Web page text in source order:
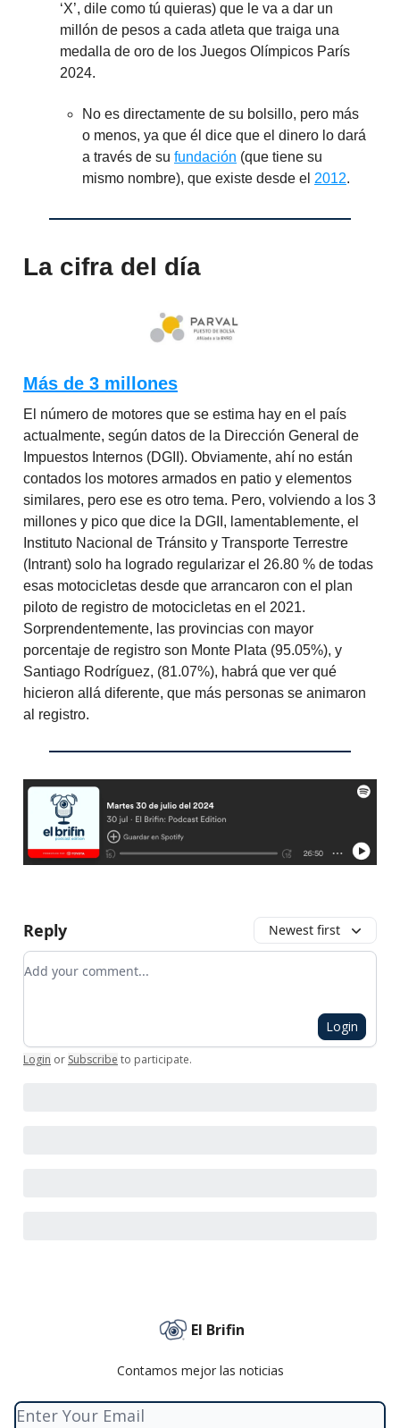
‘X’, dile como tú quieras) que le va a dar un
millón de pesos a cada atleta que traiga una
medalla de oro de los Juegos Olímpicos París
2024.
No es directamente de su bolsillo, pero más
o menos, ya que él dice que el dinero lo dará
a través de su fundación (que tiene su
mismo nombre), que existe desde el 2012.
La cifra del día
Más de 3 millones
El número de motores que se estima hay en el país
actualmente, según datos de la Dirección General de
Impuestos Internos (DGII). Obviamente, ahí no están
contados los motores armados en patio y elementos
similares, pero ese es otro tema. Pero, volviendo a los 3
millones y pico que dice la DGII, lamentablemente, el
Instituto Nacional de Tránsito y Transporte Terrestre
(Intrant) solo ha logrado regularizar el 26.80 % de todas
esas motocicletas desde que arrancaron con el plan
piloto de registro de motocicletas en el 2021.
Sorprendentemente, las provincias con mayor
porcentaje de registro son Monte Plata (95.05%), y
Santiago Rodríguez, (81.07%), habrá que ver qué
hicieron allá diferente, que más personas se animaron
al registro.
Reply Newest first
Add your comment
Login
Login or Subscribe to participate.
El Brifin
Contamos mejor las noticias